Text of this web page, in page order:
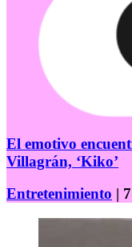
El emotivo
Villagrán, ‘Kiko’
Entretenimiento |